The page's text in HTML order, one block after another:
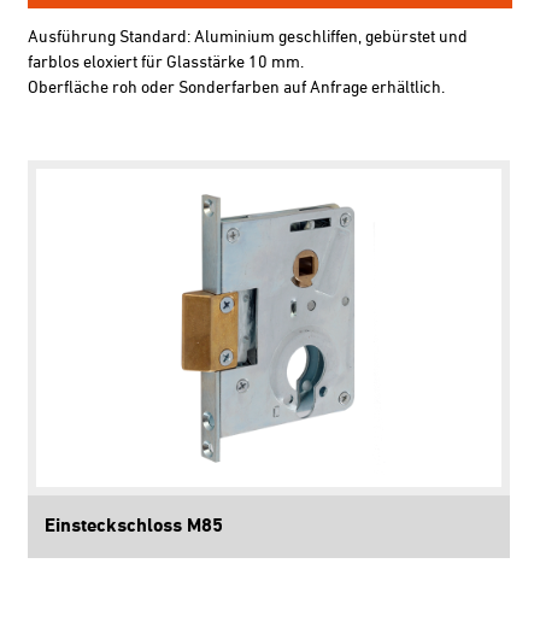
Ausführung Standard: Aluminium geschliffen, gebürstet und
farblos eloxiert für Glasstärke 10 mm.
Oberfläche roh oder Sonderfarben auf Anfrage erhältlich.
Einsteckschloss M85